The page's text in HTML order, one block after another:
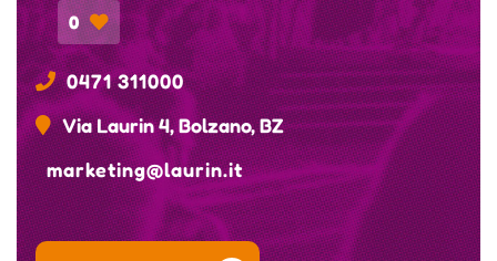
0
0471 311000
Via Laurin 4, Bolzano, BZ
marketing@laurin.it